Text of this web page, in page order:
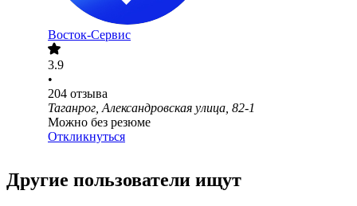
Восток-Сервис
3.9
•
204 отзыва
Таганрог, Александровская улица, 82-1
Можно без резюме
Откликнуться
Другие пользователи ищут